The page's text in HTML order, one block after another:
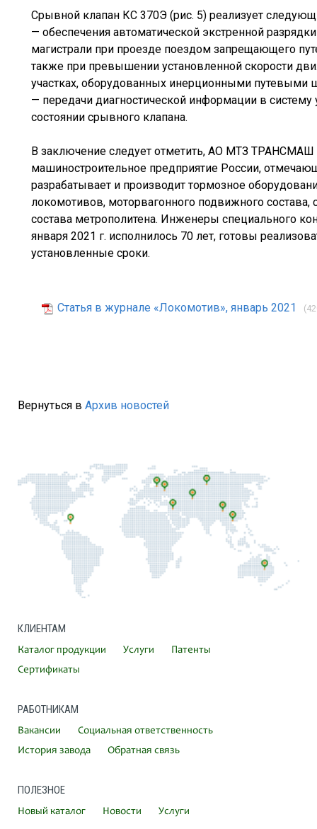
Срывной клапан КС 370Э (рис. 5) реализует
— обеспечения автоматической экстренной
магистрали при проезде поездом запрещающего
также при превышении установленной скорости
участках, оборудованных инерционными путевыми
— передачи диагностической информации в систему
состоянии срывного клапана.
В заключение следует отметить, АО МТЗ
машиностроительное предприятие России,
разрабатывает и производит тормозное
локомотивов, моторвагонного подвижного
состава метрополитена. Инженеры специального
января 2021 г. исполнилось 70 лет, готовы
установленные сроки.
Статья в журнале «Локомотив», январь 2021
Вернуться в Архив новостей
КЛИЕНТАМ
Каталог продукции Услуги
Патенты
Сертификаты
РАБОТНИКАМ
Вакансии
Социальная ответственность
История завода
Обратная связь
ПОЛЕЗНОЕ
Новый каталог Новости Услуги